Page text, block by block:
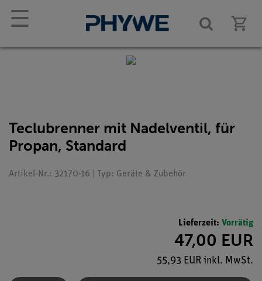
☰
Teclubrenner mit Nadelventil, für
Propan, Standard
Artikel-Nr.: 32170-16 | Typ: Geräte & Zubehör
Lieferzeit: Vorrätig
47,00 EUR
55,93 EUR inkl. MwSt.